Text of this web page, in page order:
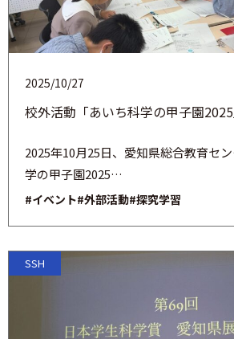
校外活動「あいち科学の甲子園2025
2025/10/27
2025年10月25日、愛知県総合教育セ
学の甲子園2025…
#イベント#外部活動#探究学習
SSH